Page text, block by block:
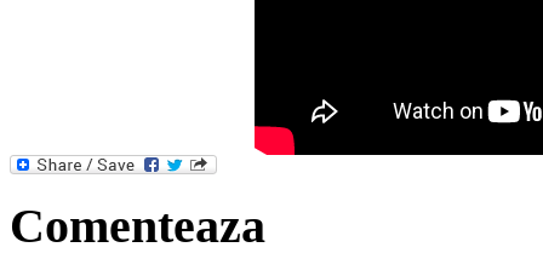
Comenteaza